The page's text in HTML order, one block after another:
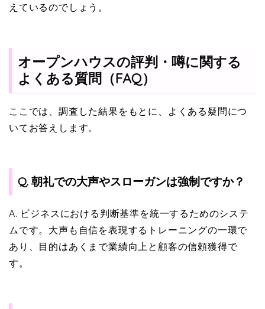
えているのでしょう。
オープンハウスの評判・噂に関する
よくある質問（FAQ）
ここでは、調査した結果をもとに、よくある疑問につ
いてお答えします。
Q. 朝礼での大声やスローガンは強制ですか？
A. ビジネスにおける判断基準を統一するためのシステ
ムです。大声も自信を表現するトレーニングの一環で
あり、目的はあくまで業績向上と顧客の信頼獲得で
す。